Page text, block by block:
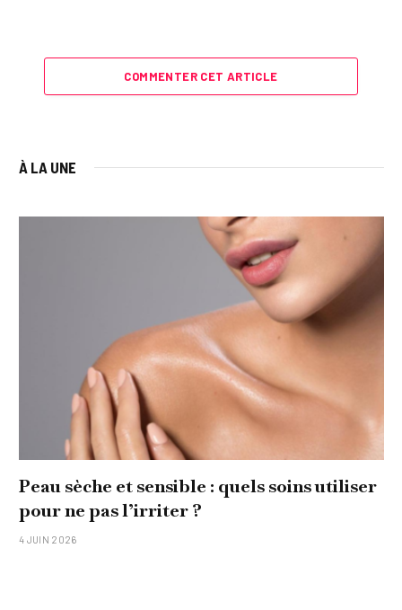
COMMENTER CET ARTICLE
À LA UNE
Peau sèche et sensible : quels soins utiliser
pour ne pas l’irriter ?
4 JUIN 2026